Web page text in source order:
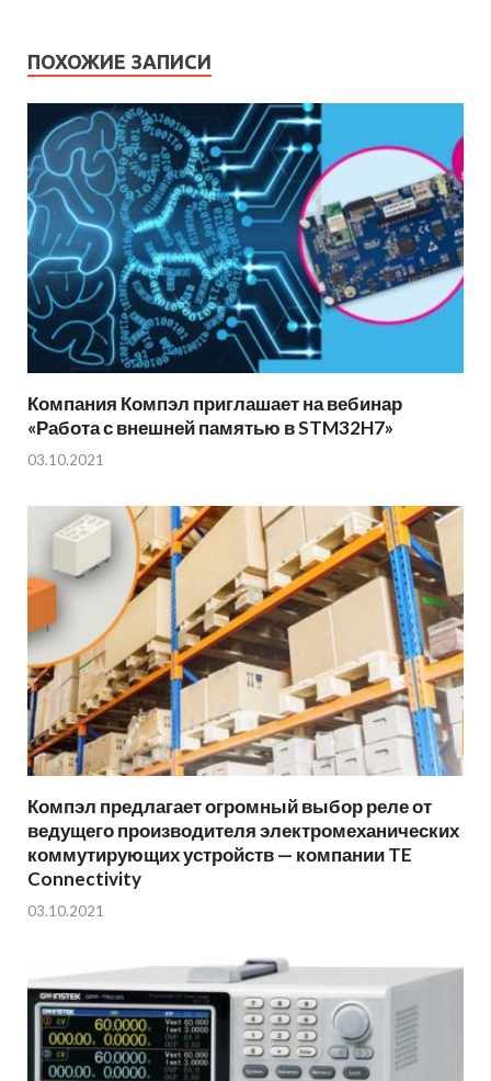
ПОХОЖИЕ ЗАПИСИ
Компания Компэл приглашает на вебинар
«Работа с внешней памятью в STM32H7»
03.10.2021
Компэл предлагает огромный выбор реле от
ведущего производителя электромеханических
коммутирующих устройств — компании TE
Connectivity
03.10.2021